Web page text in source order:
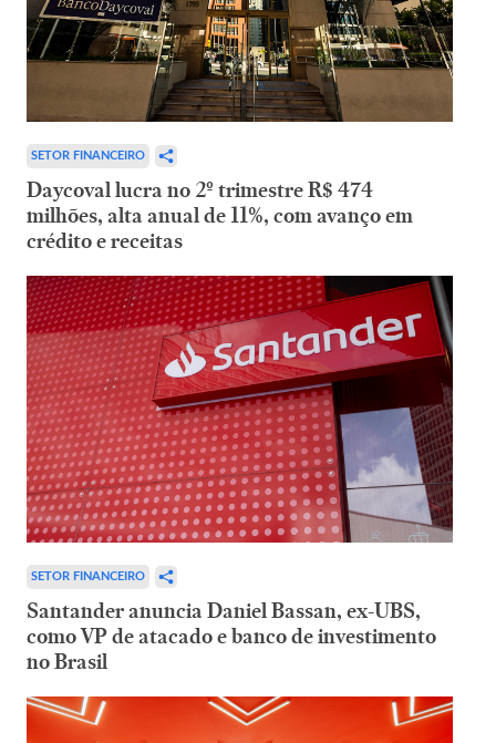
SETOR FINANCEIRO
Daycoval lucra no 2º trimestre R$ 474
milhões, alta anual de 11%, com avanço em
crédito e receitas
SETOR FINANCEIRO
Santander anuncia Daniel Bassan, ex-UBS,
como VP de atacado e banco de investimento
no Brasil